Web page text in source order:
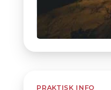
PRAKTISK INFO